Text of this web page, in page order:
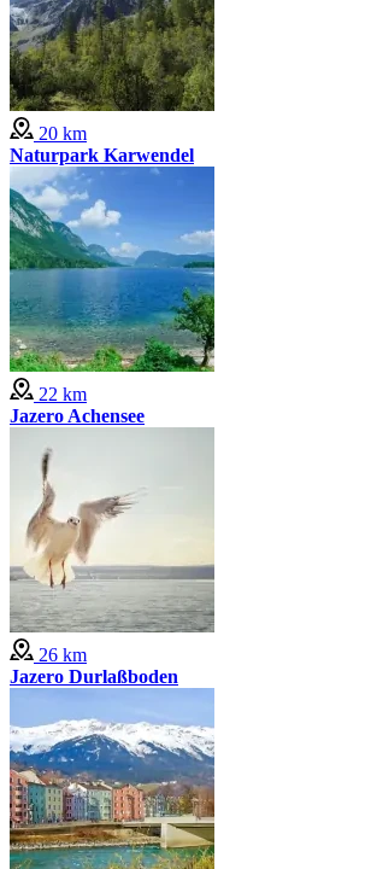
20 km
Naturpark Karwendel
22 km
Jazero Achensee
26 km
Jazero Durlaßboden